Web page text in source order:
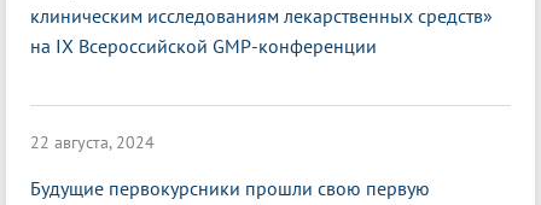
клиническим исследованиям лекарственных средств»
на IX Всероссийской GMP-конференции
22 августа, 2024
Будущие первокурсники прошли свою первую